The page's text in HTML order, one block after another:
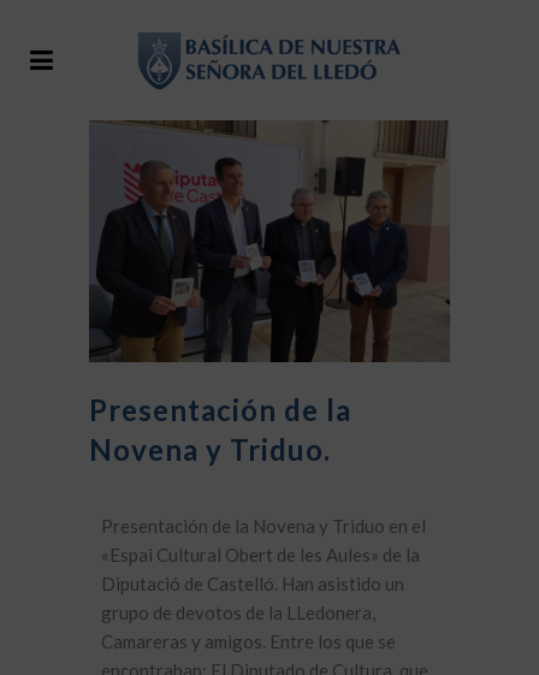
Presentación de la
Novena y Triduo.
Presentación de la Novena y Triduo en el
«Espai Cultural Obert de les Aules» de la
Diputació de Castelló. Han asistido un
grupo de devotos de la LLedonera,
Camareras y amigos. Entre los que se